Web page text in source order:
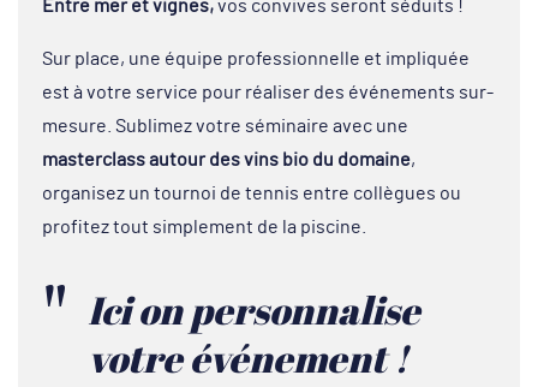
Entre mer et vignes,vos convives seront séduits !
Sur place, une équipe professionnelle et impliquée
est à votre service pour réaliser des événements sur-
mesure. Sublimez votre séminaire avec une
masterclass autour des vins bio du domaine,
organisez un tournoi de tennis entre collègues ou
profitez tout simplement de la piscine.
Ici on personnalise
votre événement !